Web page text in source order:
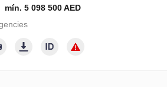
mín. 5 098 500 AED